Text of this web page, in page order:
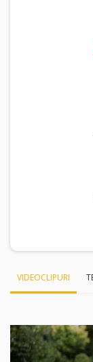
VIDEOCLIPURI